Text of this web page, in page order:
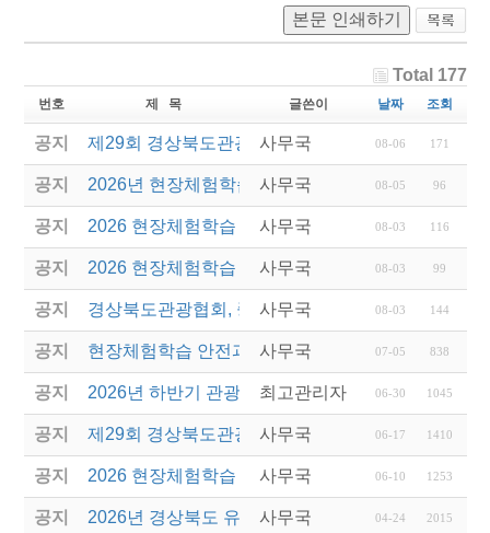
본문 인쇄하기
Total 177
번호 제 목 글쓴이 날짜 조회
공지 제29회 경상북도관광기념품공모전 결과발표
사무국 08-06 171
공지 2026년 현장체험학습 안전과정(신규.재강습) 교육
사무국 08-05 96
공지 2026 현장체험학습 안전과정 교육(신규. 재강습)
사무국 08-03 116
공지 2026 현장체험학습 안전과정(신규. 재강습) 교육 성
사무국 08-03 99
공지 경상북도관광협회, 중국 단동 해외여행상품 개발 팸
사무국 08-03 144
공지 현장체험학습 안전과정(신규/재강습) 안내
사무국 07-05 838
공지 2026년 하반기 관광진흥개발기금 융자 시행 안내
최고관리자 06-30 1045
공지 제29회 경상북도관광기념품공모전 개최
사무국 06-17 1410
공지 2026 현장체험학습 안전과정(신규.재강습)
사무국 06-10 1253
공지 2026년 경상북도 유니크베뉴를 활용한 MICE행사
사무국 04-24 2015